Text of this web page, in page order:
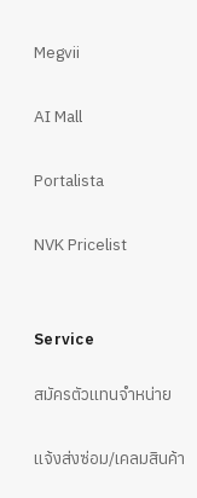
Megvii
AI Mall
Portalista
NVK Pricelist
Service
สมัครตัวแทนจำหน่าย
แจ้งส่งซ่อม/เคลมสินค้า